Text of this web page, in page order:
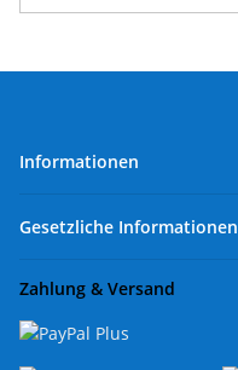
Informationen
Gesetzliche Informationen
Zahlung & Versand